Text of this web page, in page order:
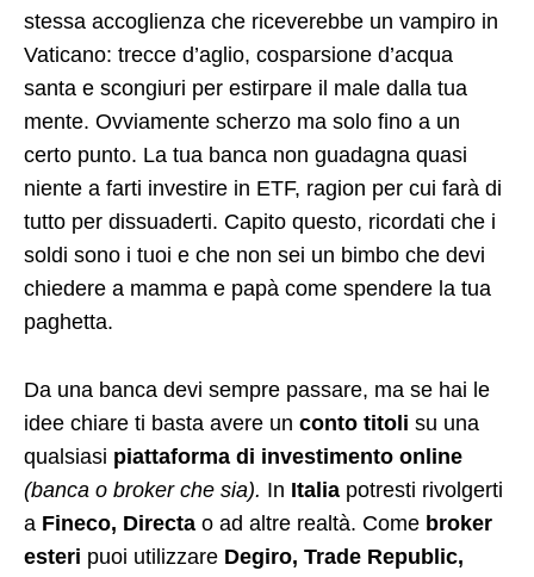
stessa accoglienza che riceverebbe un vampiro in
Vaticano: trecce d’aglio, cosparsione d’acqua
santa e scongiuri per estirpare il male dalla tua
mente. Ovviamente scherzo ma solo fino a un
certo punto. La tua banca non guadagna quasi
niente a farti investire in ETF, ragion per cui farà di
tutto per dissuaderti. Capito questo, ricordati che i
soldi sono i tuoi e che non sei un bimbo che devi
chiedere a mamma e papà come spendere la tua
paghetta.
Da una banca devi sempre passare, ma se hai le
idee chiare ti basta avere un conto titoli su una
qualsiasi piattaforma di investimento online
(banca o broker che sia). In Italia potresti rivolgerti
a Fineco, Directa o ad altre realtà. Come broker
esteri puoi utilizzare Degiro, Trade Republic,